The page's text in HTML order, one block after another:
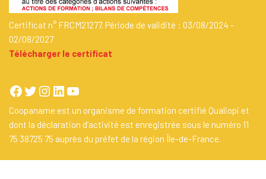
Certificat n° FRCM21277. Période de validité : 03/08/2024 -
02/08/2027
Télécharger le certificat
Coopaname est un organisme de formation certifié Qualiopi et
dont la déclaration d’activité est enregistrée sous le numéro 11
75 38725 75 auprès du préfet de la région Île-de-France.